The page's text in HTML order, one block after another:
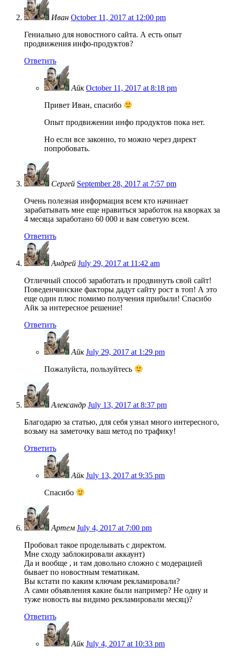
Иван October 11, 2017 at 12:00 pm
Гениально для новостного сайта. А есть опыт
продвижения инфо-продуктов?
Ответить
Айк October 11, 2017 at 8:18 pm
Привет Иван, спасибо
Опыт продвижении инфо продуктов пока нет.
Но если все законно, то можно через директ
попробовать.
Сергей September 28, 2017 at 7:57 pm
Очень полезная информация всем кто начинает
зарабатывать мне еще нравиться заработок на кворках за
4 месяца заработано 60 000 и вам советую всем.
Ответить
Андрей July 29, 2017 at 11:42 am
Отличный способ заработать и продвинуть свой сайт!
Поведенчинские факторы дадут сайту рост в топ! А это
еще один плюс помимо получения прибыли! Спасибо
Айк за интересное решение!
Ответить
Айк July 29, 2017 at 1:29 pm
Пожалуйста, пользуйтесь
Александр July 13, 2017 at 8:37 pm
Благодарю за статью, для себя узнал много интересного,
возьму на заметочку ваш метод по трафику!
Ответить
Айк July 13, 2017 at 9:35 pm
Спасибо
Артем July 4, 2017 at 7:00 pm
Пробовал такое проделывать с директом.
Мне сходу заблокировали аккаунт)
Да и вообще , и там довольно сложно с модерацией
бывает по новостным тематикам.
Вы кстати по каким ключам рекламировали?
А сами объявления какие были например? Не одну и
туже новость вы видимо рекламировали месяц)?
Ответить
Айк July 4, 2017 at 10:33 pm